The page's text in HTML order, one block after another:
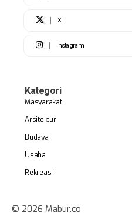
X
Instagram
Kategori
Masyarakat
Arsitektur
Budaya
Usaha
Rekreasi
© 2026 Mabur.co